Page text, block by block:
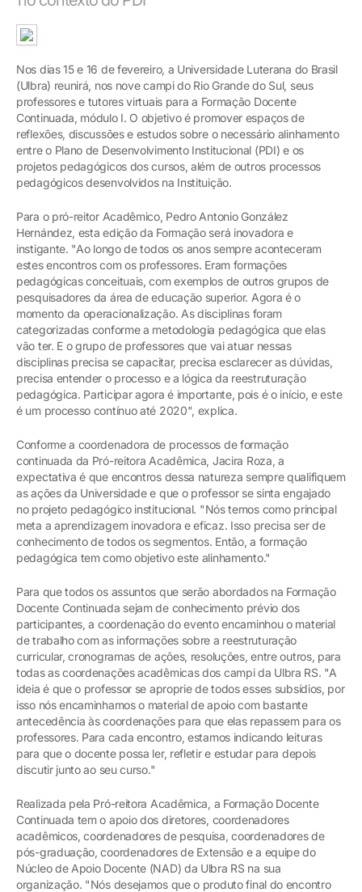
Nos dias 15 e 16 de fevereiro, a Universidade Luterana do Brasil
(Ulbra) reunirá, nos nove campi do Rio Grande do Sul, seus
professores e tutores virtuais para a Formação Docente
Continuada, módulo I. O objetivo é promover espaços de
reflexões, discussões e estudos sobre o necessário alinhamento
entre o Plano de Desenvolvimento Institucional (PDI) e os
projetos pedagógicos dos cursos, além de outros processos
pedagógicos desenvolvidos na Instituição.
Para o pró-reitor Acadêmico, Pedro Antonio González
Hernández, esta edição da Formação será inovadora e
instigante. "Ao longo de todos os anos sempre aconteceram
estes encontros com os professores. Eram formações
pedagógicas conceituais, com exemplos de outros grupos de
pesquisadores da área de educação superior. Agora é o
momento da operacionalização. As disciplinas foram
categorizadas conforme a metodologia pedagógica que elas
vão ter. E o grupo de professores que vai atuar nessas
disciplinas precisa se capacitar, precisa esclarecer as dúvidas,
precisa entender o processo e a lógica da reestruturação
pedagógica. Participar agora é importante, pois é o início, e este
é um processo contínuo até 2020", explica.
Conforme a coordenadora de processos de formação
continuada da Pró-reitora Acadêmica, Jacira Roza, a
expectativa é que encontros dessa natureza sempre qualifiquem
as ações da Universidade e que o professor se sinta engajado
no projeto pedagógico institucional. "Nós temos como principal
meta a aprendizagem inovadora e eficaz. Isso precisa ser de
conhecimento de todos os segmentos. Então, a formação
pedagógica tem como objetivo este alinhamento."
Para que todos os assuntos que serão abordados na Formação
Docente Continuada sejam de conhecimento prévio dos
participantes, a coordenação do evento encaminhou o material
de trabalho com as informações sobre a reestruturação
curricular, cronogramas de ações, resoluções, entre outros, para
todas as coordenações acadêmicas dos campi da Ulbra RS. "A
ideia é que o professor se aproprie de todos esses subsídios, por
isso nós encaminhamos o material de apoio com bastante
antecedência às coordenações para que elas repassem para os
professores. Para cada encontro, estamos indicando leituras
para que o docente possa ler, refletir e estudar para depois
discutir junto ao seu curso."
Realizada pela Pró-reitora Acadêmica, a Formação Docente
Continuada tem o apoio dos diretores, coordenadores
acadêmicos, coordenadores de pesquisa, coordenadores de
pós-graduação, coordenadores de Extensão e a equipe do
Núcleo de Apoio Docente (NAD) da Ulbra RS na sua
organização. "Nós desejamos que o produto final do encontro